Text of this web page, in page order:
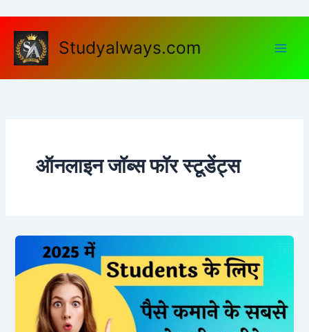
content
Studyalways.com
ऑनलाइन जॉब्स फॉर स्टूडेंट्स